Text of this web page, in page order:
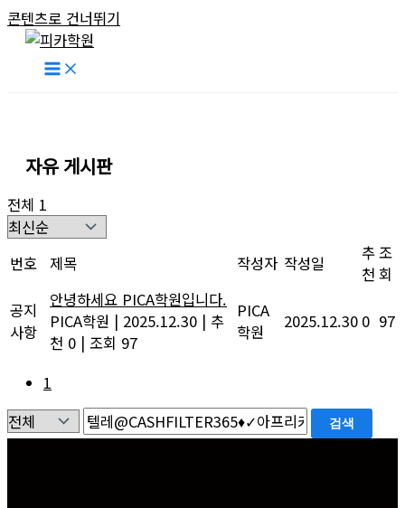
콘텐츠로 건너뛰기
자유 게시판
전체 1
번호 제목 작성자 작성일
추
천
조
회
공지
사항
안녕하세요 PICA학원입니다.
PICA학원 | 2025.12.30 | 추
천 0 | 조회 97
PICA
학원
2025.12.30 0 97
1
검색